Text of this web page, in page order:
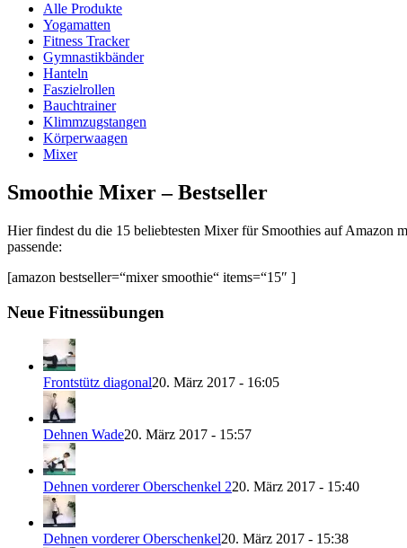
Alle Produkte
Yogamatten
Fitness Tracker
Gymnastikbänder
Hanteln
Faszielrollen
Bauchtrainer
Klimmzugstangen
Körperwaagen
Mixer
Smoothie Mixer – Bestseller
Hier findest du die 15 beliebtesten Mixer für Smoothies auf Amazon
passende:
[amazon bestseller=“mixer smoothie“ items=“15″ ]
Neue Fitnessübungen
Frontstütz diagonal20. März 2017 - 16:05
Dehnen Wade20. März 2017 - 15:57
Dehnen vorderer Oberschenkel 220. März 2017 - 15:40
Dehnen vorderer Oberschenkel20. März 2017 - 15:38